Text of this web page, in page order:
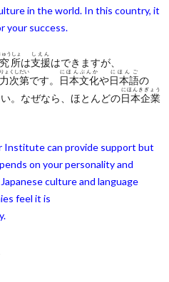
in the world. In this country, it
your success.
所
ゅうしょ
は支援
しえん
はできますが、
次第
ょくしだい
です。 日本文化
にほんぶんか
や日本語
にほんご
の
。なぜなら、ほとんどの日本企業
にほんきぎょう
Institute can provide support but
on your personality and
culture and language
feel it is